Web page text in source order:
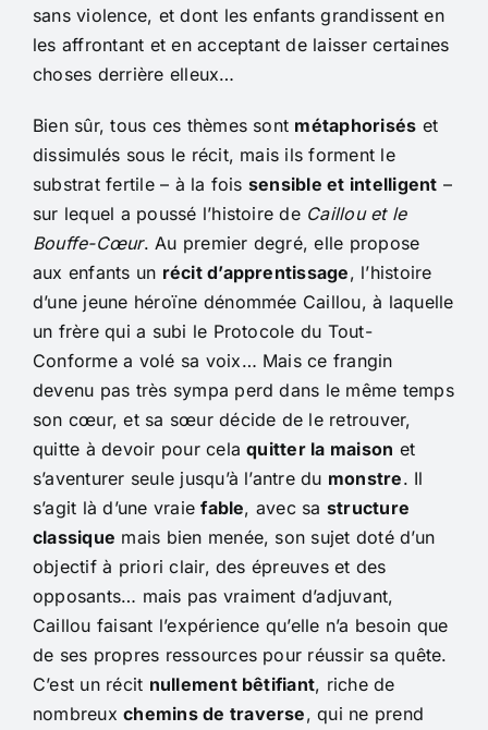
sans violence, et dont les enfants grandissent en
les affrontant et en acceptant de laisser certaines
choses derrière elleux…
Bien sûr, tous ces thèmes sont métaphorisés et
dissimulés sous le récit, mais ils forment le
substrat fertile – à la fois sensible et intelligent –
sur lequel a poussé l’histoire de Caillou et le
Bouffe-Cœur. Au premier degré, elle propose
aux enfants un récit d’apprentissage, l’histoire
d’une jeune héroïne dénommée Caillou, à laquelle
un frère qui a subi le Protocole du Tout-
Conforme a volé sa voix… Mais ce frangin
devenu pas très sympa perd dans le même temps
son cœur, et sa sœur décide de le retrouver,
quitte à devoir pour celaquitter la maison et
s’aventurer seule jusqu’à l’antre du monstre. Il
s’agit là d’une vraiefable, avec sa structure
classique mais bien menée, son sujet doté d’un
objectif à priori clair, des épreuves et des
opposants… mais pas vraiment d’adjuvant,
Caillou faisant l’expérience qu’elle n’a besoin que
de ses propres ressources pour réussir sa quête.
C’est un récit nullement bêtifiant, riche de
nombreuxchemins de traverse, qui ne prend